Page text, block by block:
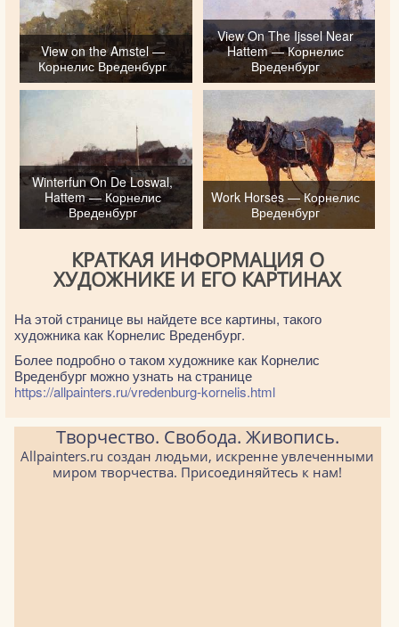
View on the Amstel —
Корнелис Вреденбург
View On The Ijssel Near
Hattem — Корнелис
Вреденбург
Winterfun On De Loswal,
Hattem — Корнелис
Вреденбург
Work Horses — Корнелис
Вреденбург
КРАТКАЯ ИНФОРМАЦИЯ О
ХУДОЖНИКЕ И ЕГО КАРТИНАХ
На этой странице вы найдете все картины, такого
художника как Корнелис Вреденбург.
Более подробно о таком художнике как Корнелис
Вреденбург можно узнать на странице
https://allpainters.ru/vredenburg-kornelis.html
Творчество. Свобода. Живопись.
Allpainters.ru создан людьми, искренне увлеченными
миром творчества. Присоединяйтесь к нам!